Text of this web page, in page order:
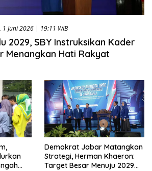
1 Juni 2026 | 19:11 WIB
2029, SBY Instruksikan Kader
Menangkan Hati Rakyat
Demokrat Jabar Matangkan
Strategi, Herman Khaeron:
Target Besar Menuju 2029